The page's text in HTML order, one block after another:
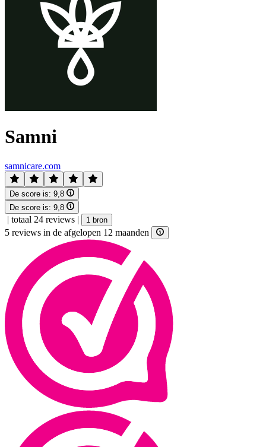
Samni
samnicare.com
De score is: 9,8
De score is: 9,8
| totaal 24 reviews | 1 bron
5 reviews in de afgelopen 12 maanden